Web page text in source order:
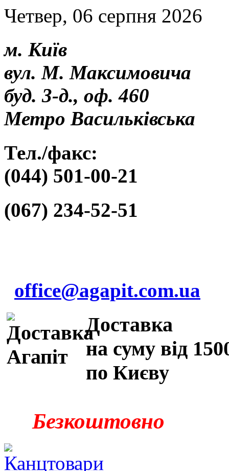
Четвер, 06 серпня 2026
м. Київ
вул. М. Максимовича
буд. 3-д., оф. 460
Метро Васильківська
Тел./факс:
(044) 501-00-21
(067) 234-52-51
office@agapit.com.ua
Доставка
на суму від
по Києву
Безкоштовно